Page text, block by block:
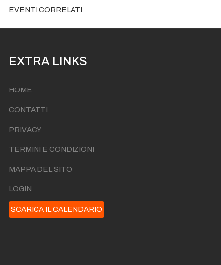
EVENTI CORRELATI
EXTRA LINKS
HOME
CONTATTI
PRIVACY
TERMINI E CONDIZIONI
MAPPA DEL SITO
LOGIN
SCARICA IL CALENDARIO